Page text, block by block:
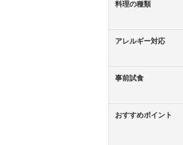
料理の種類
アレルギー対応
事前試食
おすすめポイント